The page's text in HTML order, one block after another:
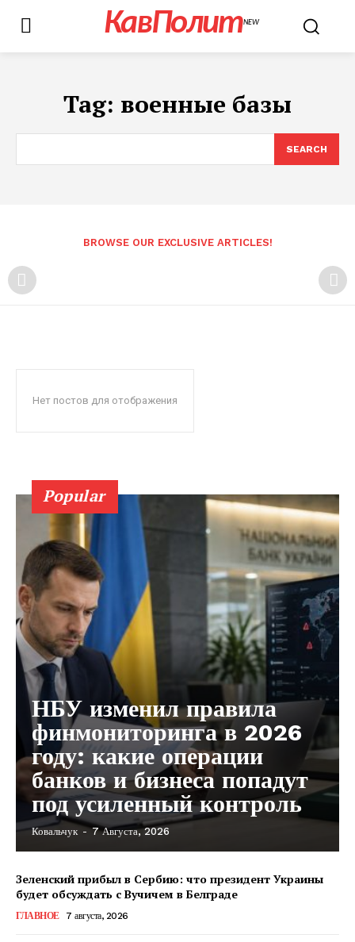
КавПолитNEW
Tag: военные базы
SEARCH
BROWSE OUR EXCLUSIVE ARTICLES!
Нет постов для отображения
Popular
НБУ изменил правила
финмониторинга в 2026
году: какие операции
банков и бизнеса попадут
под усиленный контроль
Ковальчук - 7 Августа, 2026
Зеленский прибыл в Сербию: что президент Украины
будет обсуждать с Вучичем в Белграде
ГЛАВНОЕ 7 августа, 2026